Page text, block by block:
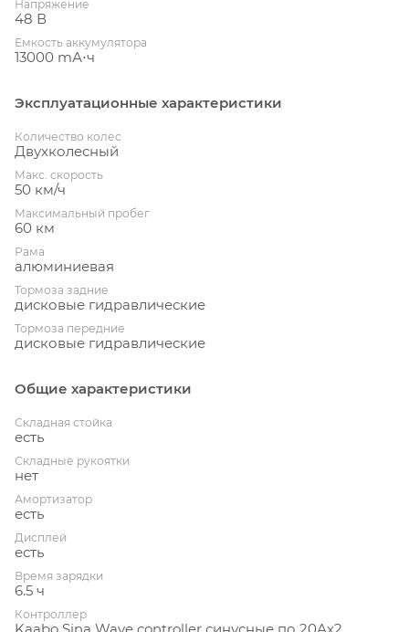
Напряжение
48 В
Емкость аккумулятора
13000 mА⋅ч
Эксплуатационные характеристики
Количество колес
Двухколесный
Макс. скорость
50 км/ч
Максимальный пробег
60 км
Рама
алюминиевая
Тормоза задние
дисковые гидравлические
Тормоза передние
дисковые гидравлические
Общие характеристики
Складная стойка
есть
Складные рукоятки
нет
Амортизатор
есть
Дисплей
есть
Время зарядки
6.5 ч
Контроллер